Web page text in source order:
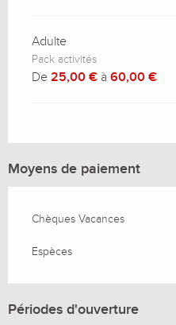
Adulte
Pack activités
De 25,00 € à 60,00 €
Moyens de paiement
Chèques Vacances
Espèces
Périodes d'ouverture